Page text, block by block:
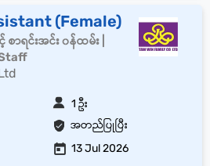
(Female)
စာရင်းအင်း ၀န်ထမ်း |
အတည်ပြုပြီး
1 ဦး
13 Jul 2026